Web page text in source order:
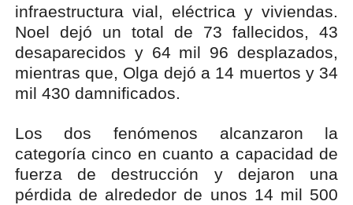
infraestructura vial, eléctrica y viviendas.
Noel dejó un total de 73 fallecidos, 43
desaparecidos y 64 mil 96 desplazados,
mientras que, Olga dejó a 14 muertos y 34
mil 430 damnificados.
Los dos fenómenos alcanzaron la
categoría cinco en cuanto a capacidad de
fuerza de destrucción y dejaron una
pérdida de alrededor de unos 14 mil 500